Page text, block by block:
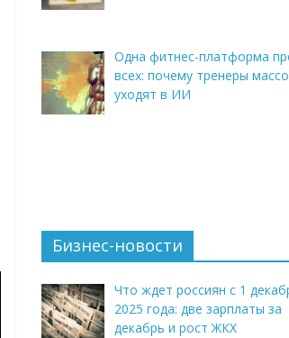
Одна фитнес-платформа
всех: почему тренеры
уходят в ИИ
Бизнес-новости
Что ждет россиян с 1
2025 года: две зарплаты за
декабрь и рост ЖКХ